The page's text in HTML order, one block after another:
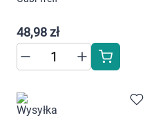
Sprzęt medyczny
Motoryzacja
Grupy produktowe
Marki
48,98 zł